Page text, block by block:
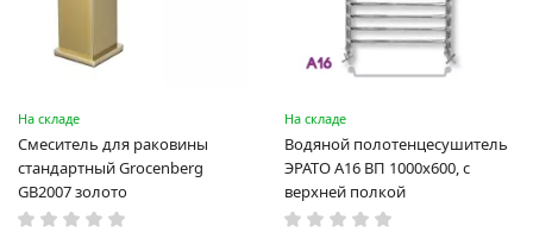
На складе
Смеситель для раковины
стандартный Grocenberg
GB2007 золото
На складе
Водяной полотенцесушитель
ЭРАТО А16 ВП 1000x600, с
верхней полкой